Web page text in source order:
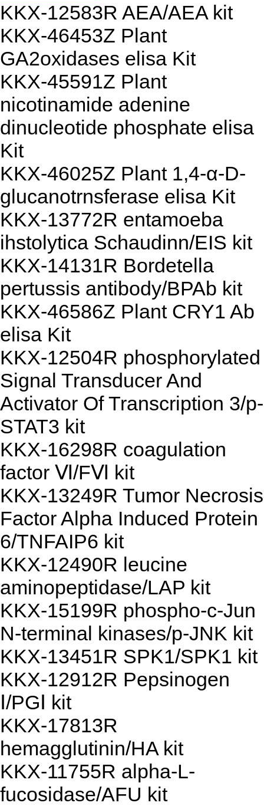
KKX-12583R AEA/AEA kit
KKX-46453Z Plant
GA2oxidases elisa Kit
KKX-45591Z Plant
nicotinamide adenine
dinucleotide phosphate elisa
Kit
KKX-46025Z Plant 1,4-α-D-
glucanotrnsferase elisa Kit
KKX-13772R entamoeba
ihstolytica Schaudinn/EIS kit
KKX-14131R Bordetella
pertussis antibody/BPAb kit
KKX-46586Z Plant CRY1 Ab
elisa Kit
KKX-12504R phosphorylated
Signal Transducer And
Activator Of Transcription 3/p-
STAT3 kit
KKX-16298R coagulation
factor Ⅵ/FⅥ kit
KKX-13249R Tumor Necrosis
Factor Alpha Induced Protein
6/TNFAIP6 kit
KKX-12490R leucine
aminopeptidase/LAP kit
KKX-15199R phospho-c-Jun
N-terminal kinases/p-JNK kit
KKX-13451R SPK1/SPK1 kit
KKX-12912R Pepsinogen
Ⅰ/PGⅠ kit
KKX-17813R
hemagglutinin/HA kit
KKX-11755R alpha-L-
fucosidase/AFU kit